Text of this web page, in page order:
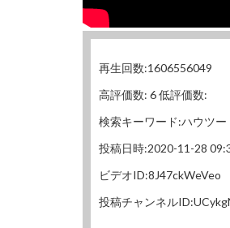
再生回数:1606556049
高評価数: 6 低評価数:
検索キーワード:ハウツー
投稿日時:2020-11-28
ビデオID:8J47ckWeVeo
投稿チャンネル